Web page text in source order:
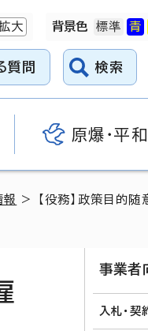
大 背景色
質問 検索
原爆・平和
報
> 【役務】政策目的随
事業者
入札・契